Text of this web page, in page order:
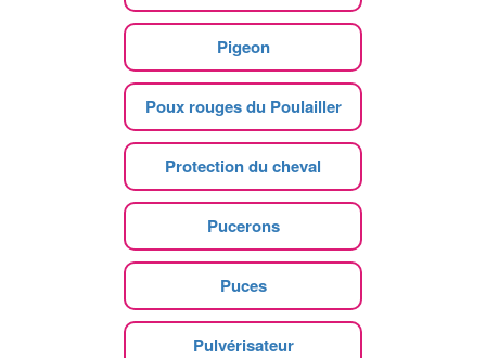
Pigeon
Poux rouges du Poulailler
Protection du cheval
Pucerons
Puces
Pulvérisateur